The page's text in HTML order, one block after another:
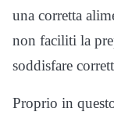
una corretta
non faciliti la
soddisfare
Proprio in